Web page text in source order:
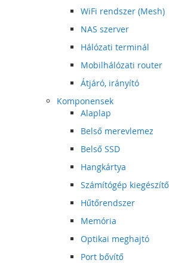
WiFi rendszer (Mesh)
NAS szerver
Hálózati terminál
Mobilhálózati router
Átjáró, irányító
Komponensek
Alaplap
Belső merevlemez
Belső SSD
Hangkártya
Számítógép kiegészítő
Hűtőrendszer
Memória
Optikai meghajtó
Port bővítő